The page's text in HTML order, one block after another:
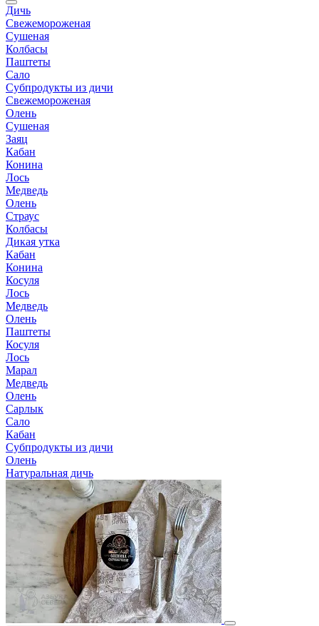
Дичь
Свежемороженая
Сушеная
Колбасы
Паштеты
Сало
Субпродукты из дичи
Свежемороженая
Олень
Сушеная
Заяц
Кабан
Конина
Лось
Медведь
Олень
Страус
Колбасы
Дикая утка
Кабан
Конина
Косуля
Лось
Медведь
Олень
Паштеты
Косуля
Лось
Марал
Медведь
Олень
Сарлык
Сало
Кабан
Субпродукты из дичи
Олень
Натуральная дичь